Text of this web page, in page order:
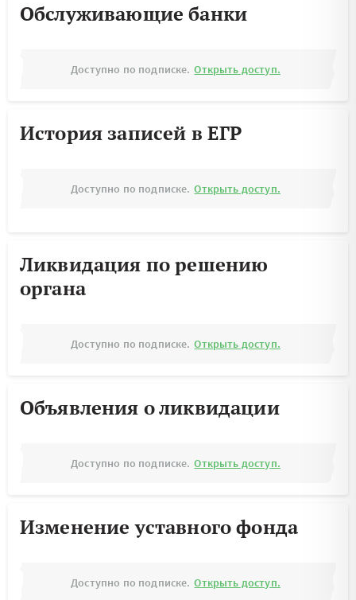
Обслуживающие банки
Доступно по подписке. Открыть доступ.
История записей в ЕГР
Доступно по подписке. Открыть доступ.
Ликвидация по решению
органа
Доступно по подписке. Открыть доступ.
Объявления о ликвидации
Доступно по подписке. Открыть доступ.
Изменение уставного фонда
Доступно по подписке. Открыть доступ.